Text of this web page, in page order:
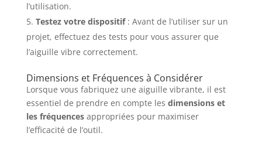
l’utilisation.
Testez votre dispositif: Avant de l’utiliser sur un
projet, effectuez des tests pour vous assurer que
l’aiguille vibre correctement.
Dimensions et Fréquences à Considérer
Lorsque vous fabriquez une aiguille vibrante, il est
essentiel de prendre en compte les dimensions et
les fréquencesappropriées pour maximiser
l’efficacité de l’outil.